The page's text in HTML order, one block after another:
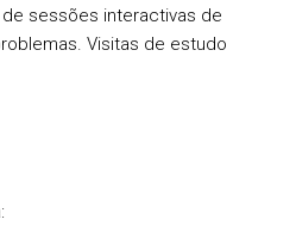
sessões interactivas de
Visitas de estudo